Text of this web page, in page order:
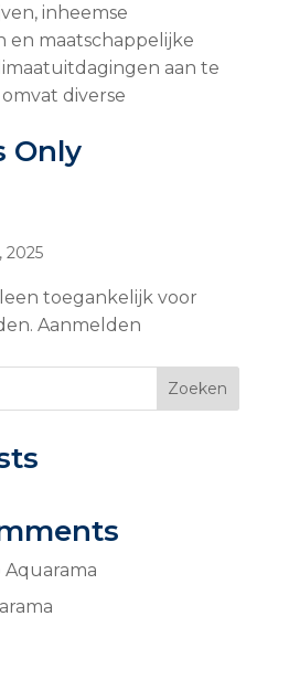
inheemse
en maatschappelijke
aan te
diverse
Only
2025
toegankelijk voor
Aanmelden
Zoeken
Aquarama